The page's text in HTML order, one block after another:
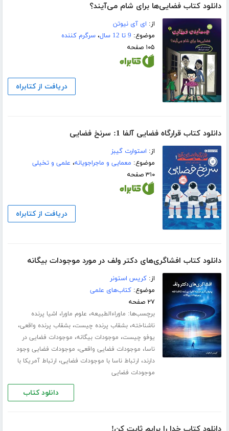
دانلود کتاب فضایی‌ها برای شام می‌آیند؟
از: ای آی نیوتن
موضوع: 9 تا 12 سال ،سرگرم کننده
۱۰۵ صفحه
دریافت از کتابراه
دانلود کتاب قرارگاه فضایی آلفا 1: سرنخ فضایی
از: استوارت گیبز
موضوع: معمایی و ماجراجویانه، علمی و تخیلی
۳۱۰ صفحه
دریافت از کتابراه
دانلود کتاب افشاگری‌های دکتر ولف در مورد موجودات بیگانه
از:کریس استونر
موضوع:کتاب‌های علمی
۲۷ صفحه
برچسب‌ها: ماوراءالطبیعه، علوم ماورا، اشیا پرنده
ناشناخته،بشقاب پرنده چیست،بشقاب پرنده واقعی،
یوفو چیست، موجودات بیگانه، موجودات فضایی در
ناسا، موجودات فضایی واقعی، موجودات فضایی وجود
دارند، ارتباط ناسا با موجودات فضایی، ارتباط آمریکا با
موجودات فضایی
دانلود کتاب